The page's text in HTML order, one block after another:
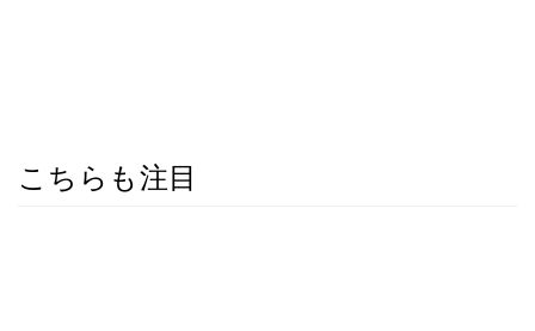
こちらも注目